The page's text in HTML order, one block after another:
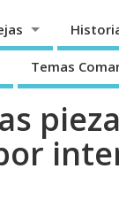
Temas